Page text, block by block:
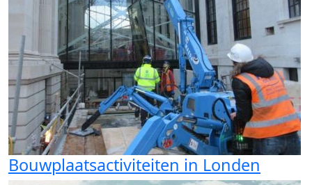
Bouwplaatsactiviteiten in Londen